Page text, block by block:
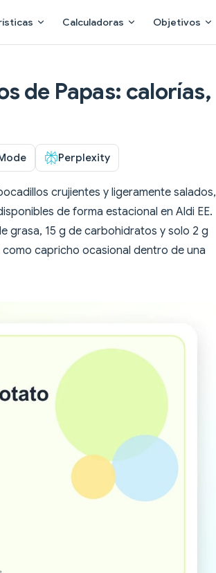
Calculadoras Objetivos
de Papas: calorías,
Perplexity
crujientes y ligeramente salados,
de forma estacional en Aldi EE.
grasa, 15 g de carbohidratos y solo 2 g
capricho ocasional dentro de una